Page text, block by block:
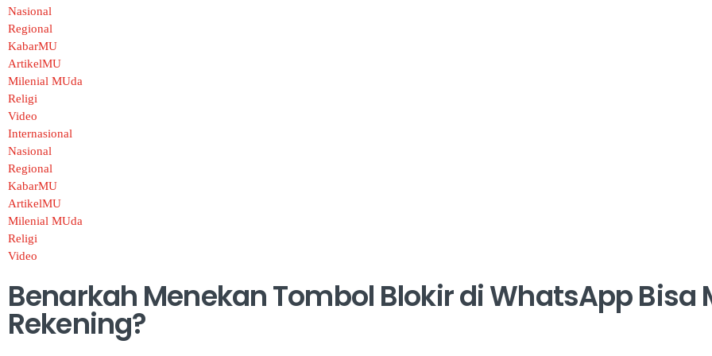
Nasional
Regional
KabarMU
ArtikelMU
Milenial MUda
Religi
Video
Internasional
Nasional
Regional
KabarMU
ArtikelMU
Milenial MUda
Religi
Video
Benarkah Menekan Tombol Blokir di WhatsApp Bisa
Rekening?